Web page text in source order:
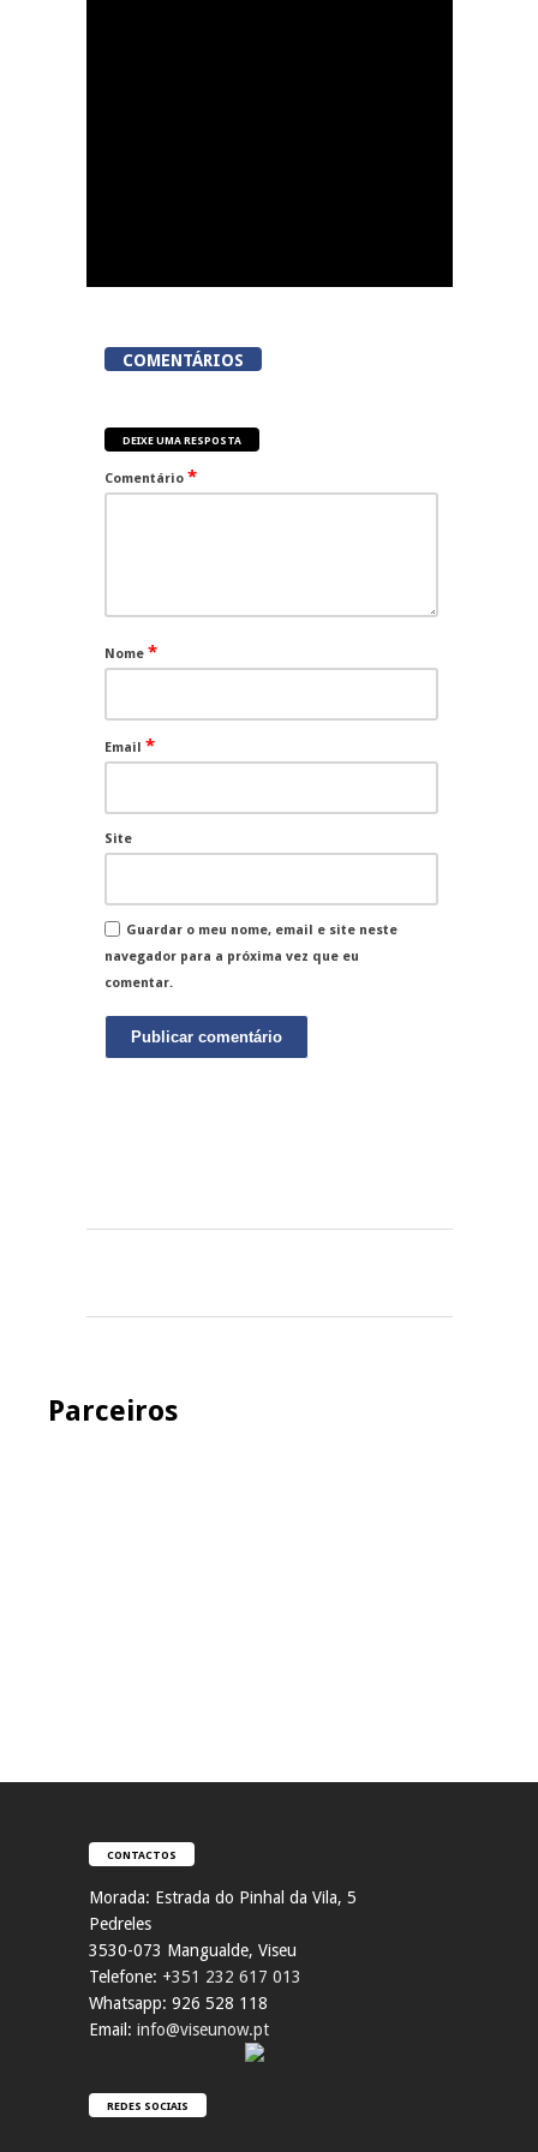
COMENTÁRIOS
DEIXE UMA RESPOSTA
Comentário *
Nome *
Email *
Site
Guardar o meu nome, email e site neste
navegador para a próxima vez que eu
comentar.
Parceiros
CONTACTOS
Morada: Estrada do Pinhal da Vila, 5
Pedreles
3530-073 Mangualde, Viseu
Telefone: +351 232 617 013
Whatsapp: 926 528 118
Email: info@viseunow.pt
REDES SOCIAIS